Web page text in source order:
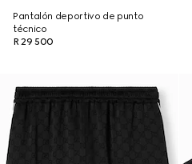
Pantalón deportivo de punto
técnico
R 29 500